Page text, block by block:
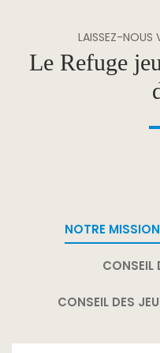
LAISSEZ-NOUS
Le Refuge
NOTRE MISSION
CONSEIL
CONSEIL DES